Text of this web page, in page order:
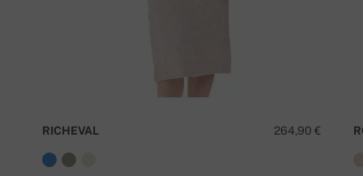
264,90 €
RICHEVAL